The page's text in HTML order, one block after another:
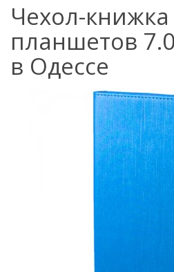
Чехол-книжка
планшетов
в Одессе